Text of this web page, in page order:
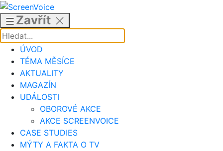
Přejít
obsahu
Zavřít
ÚVOD
TÉMA MĚSÍCE
AKTUALITY
MAGAZÍN
UDÁLOSTI
OBOROVÉ AKCE
AKCE SCREENVOICE
CASE STUDIES
MÝTY A FAKTA O TV